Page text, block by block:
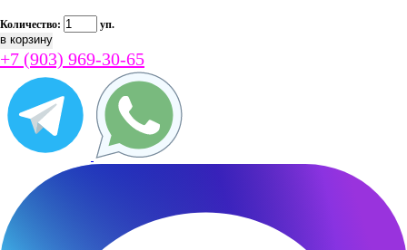
Количество: уп.
+7 (903) 969-30-65